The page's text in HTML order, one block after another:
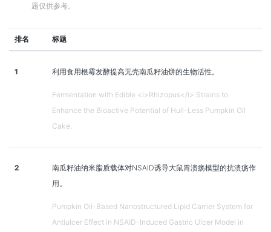
题仅供参考。
排名 标题
1 利用食用根霉发酵提高无壳南瓜籽油饼的生物活性。
Fermentation with Edible <i>Rhizopus</i> Strains to
Enhance the Bioactive Potential of Hull-Less Pumpkin Oil
Cake.
2
南瓜籽油纳米脂质载体对NSAID诱导大鼠胃溃疡模型的抗溃疡作
用。
Pumpkin Oil-Based Nanostructured Lipid Carrier System for
Antiulcer Effect in NSAID-Induced Gastric Ulcer Model in